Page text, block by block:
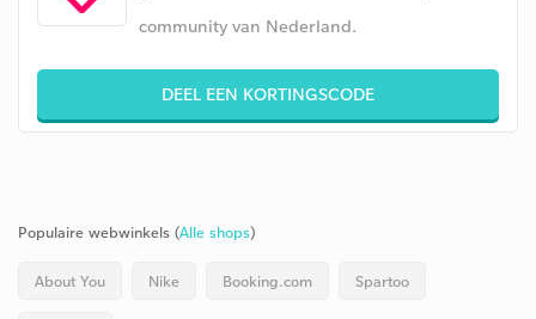
community van Nederland.
DEEL EEN KORTINGSCODE
Populaire webwinkels (Alle shops)
About You Nike Booking.com Spartoo